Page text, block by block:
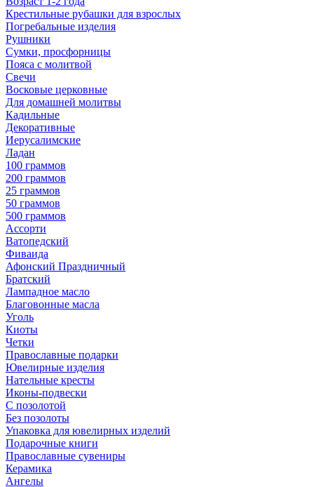
Крестильные рубашки для взрослых
Погребальные изделия
Рушники
Сумки, просфорницы
Пояса с молитвой
Свечи
Восковые церковные
Для домашней молитвы
Кадильные
Декоративные
Иерусалимские
Ладан
100 граммов
200 граммов
25 граммов
50 граммов
500 граммов
Ассорти
Ватопедский
Фиваида
Афонский Праздничный
Братский
Лампадное масло
Благовонные масла
Уголь
Киоты
Четки
Православные подарки
Ювелирные изделия
Нательные кресты
Иконы-подвески
С позолотой
Без позолоты
Упаковка для ювелирных изделий
Подарочные книги
Православные сувениры
Керамика
Ангелы